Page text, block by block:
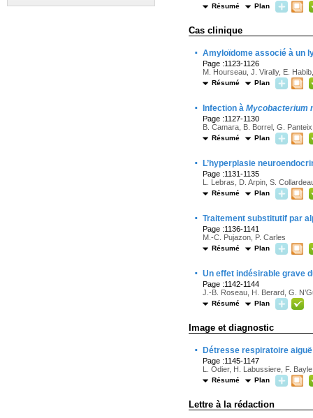
Résumé Plan
Cas clinique
· Amyloïdome associé à un
Page :1123-1126
M. Hourseau, J. Virally, E.
Résumé Plan
· Infection à Mycobacterium
Page :1127-1130
B. Camara, B. Borrel, G.
Résumé Plan
· L’hyperplasie
Page :1131-1135
L. Lebras, D. Arpin, S.
Résumé Plan
· Traitement substitutif par
Page :1136-1141
M.-C. Pujazon, P. Carles
Résumé Plan
· Un effet indésirable grave
Page :1142-1144
J.-B. Roseau, H. Berard, G.
Résumé Plan
Image et diagnostic
· Détresse respiratoire
Page :1145-1147
L. Odier, H. Labussiere, F.
Résumé Plan
Lettre à la rédaction